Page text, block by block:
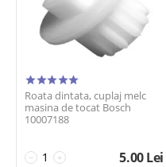
Roata dintata, cuplaj melc
masina de tocat Bosch
10007188
+
− 5.00Lei